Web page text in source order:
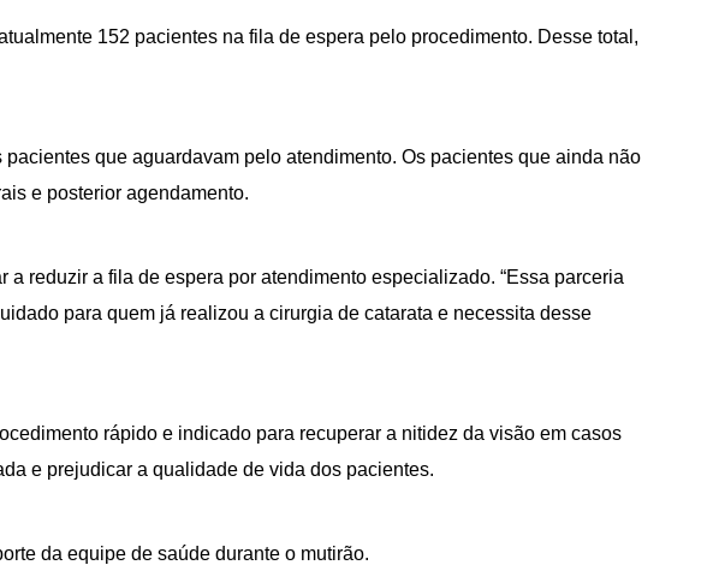
152 pacientes na fila de espera pelo procedimento. Desse total,
que aguardavam pelo atendimento. Os pacientes que ainda não
e posterior agendamento.
reduzir a fila de espera por atendimento especializado. “Essa parceria
para quem já realizou a cirurgia de catarata e necessita desse
rápido e indicado para recuperar a nitidez da visão em casos
e prejudicar a qualidade de vida dos pacientes.
da equipe de saúde durante o mutirão.